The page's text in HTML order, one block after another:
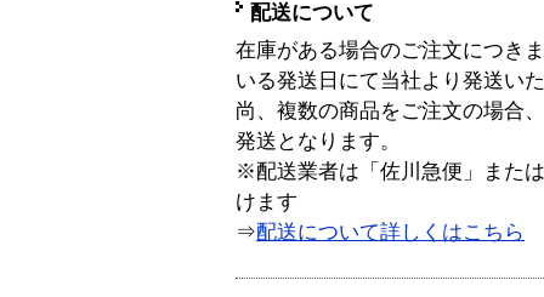
配送について
在庫がある場合のご注文につき
いる発送日にて当社より発送い
尚、複数の商品をご注文の場合
発送となります。
※配送業者は「佐川急便」また
けます
⇒配送について詳しくはこちら